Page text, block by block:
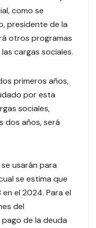
como se
presidente de la
otros programas
cargas sociales.
primeros años,
por esta
sociales,
dos años, será
usarán para
se estima que
el 2024. Para el
del
de la deuda